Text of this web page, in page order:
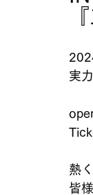
実
熱
皆